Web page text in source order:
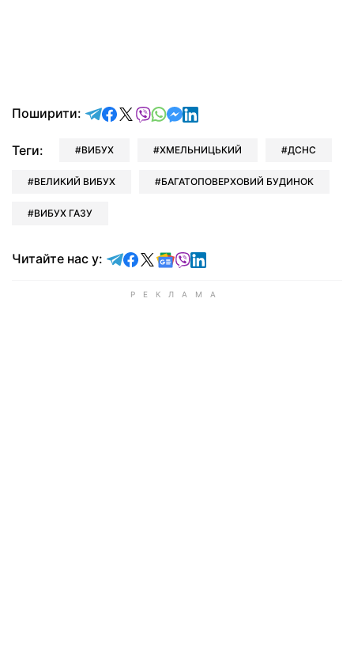
Поширити: відправити у Telegram
поділитись у Facebook
поділитись у X
відправити у Viber
відправити у Whatsapp
відправити у Messenger
відправити у LinkedIn
Теги: ВИБУХ ХМЕЛЬНИЦЬКИЙ ДСНС
ВЕЛИКИЙ ВИБУХ БАГАТОПОВЕРХОВИЙ БУДИНОК
ВИБУХ ГАЗУ
Читайте нас у: Читайте у Telegram
Читайте у Facebook
Читайте у X
Читайте у Google news
Читайте у Viber
Читайте у LinkedIn